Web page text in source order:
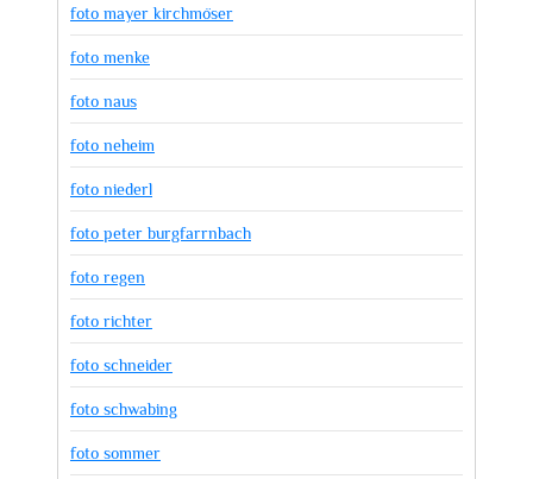
foto mayer kirchmöser
foto menke
foto naus
foto neheim
foto niederl
foto peter burgfarrnbach
foto regen
foto richter
foto schneider
foto schwabing
foto sommer